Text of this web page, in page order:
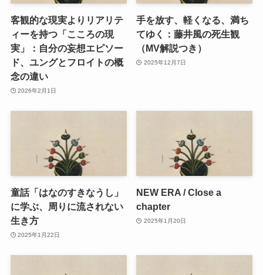
客観的な現実よりリアリテ
ィーを持つ「こころの現
実」：自分の妄想エピソー
ド、ユングとフロイトの概
念の違い
2026年2月1日
手を放す、軽くなる、満ち
てゆく：藤井風の死生観
（MV解説つき）
2025年12月7日
童話「はなのすきなうし」
に学ぶ、周りに流されない
生き方
2025年1月22日
NEW ERA / Close a
chapter
2025年1月20日